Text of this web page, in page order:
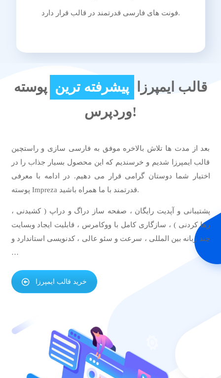
فونت های فارسی قدرتمند در قالب قرار دارد.
قالب ایمپرزا
پیشرفته ترین
منعطف ترین
قدرتمند ترین
پوسته
وردپرس!
بعد از مدت ها تلاش بالاخره موفق به فارسی سازی و راستچین
قالب ایمپرزا شدیم و خرسندیم که این محصول بسیار جذاب را در
اختیار شما دوستان گرامی قرار می دهیم. در ادامه با معرفی
پوسته Impreza قدرتمند با ما همراه باشید.
پشتیبانی و آپدیت رایگان ، صفحه ساز دراگ و دراپ ( کشیدنی ،
رها کردنی ) ، سازگاری کامل با ووکامرس ، قابلیت ایجاد وبسایت
چند زبانه بین المللی ، سرعت و سئو عالی ، کدنویسی استاندارد و
…
خرید قالب ایمپرزا